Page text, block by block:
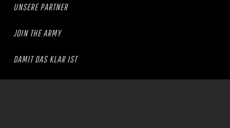
UNSERE PARTNER
JOIN THE ARMY
DAMIT DAS KLAR IST